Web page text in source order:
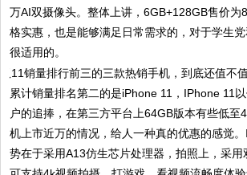
万AI双摄像头。整体上讲，6GB+128GB售价为
格实惠，也是能够满足日常需求的，对于学生
很适用的。
累计销量排名第二的是iPhone 11，IPhone 11
户的追捧，在第三方平台上64GB版本有些低至
机上市近万的情况，给人一种真的优惠的感觉
势在于采用A13仿生芯片处理器，拍照上，采